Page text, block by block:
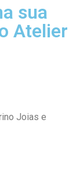
sua
Atelier
Joias e